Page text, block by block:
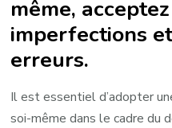
même,
imperfections
erreurs.
Il est essentiel d’adopter
soi-même dans le cadre du